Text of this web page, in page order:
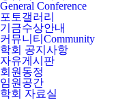
General Conference
포토갤러리
기금수상안내
커뮤니티 Community
학회 공지사항
자유게시판
회원동정
임원공간
학회 자료실